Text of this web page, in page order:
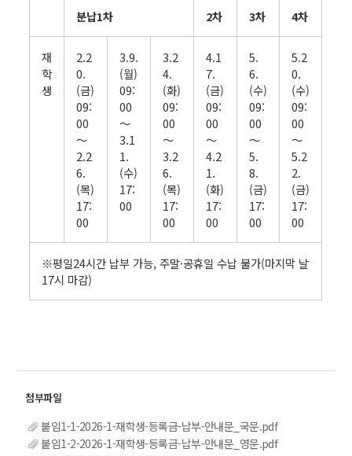
분납1차 2차 3차 4차
재
학
생
2.2
0.
(금)
09:
00
～
2.2
6.
(목)
17:
00
3.9.
(월)
09:
00
～
3.1
1.
(수)
17:
00
3.2
4.
(화)
09:
00
～
3.2
6.
(목)
17:
00
4.1
7.
(금)
09:
00
～
4.2
1.
(화)
17:
00
5.
6.
(수)
09:
00
～
5.
8.
(금)
17:
00
5.2
0.
(수)
09:
00
～
5.2
2.
(금)
17:
00
※평일24시간 납부 가능, 주말·공휴일 수납 불가(마지막 날
17시 마감)
붙임1-1-2026-1-재학생-등록금-납부-안내문_국문.pdf
붙임1-2-2026-1-재학생-등록금-납부-안내문_영문.pdf